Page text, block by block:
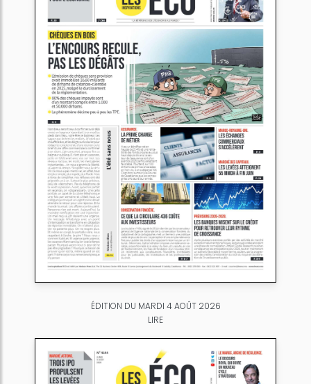
ÉDITION DU MARDI 4 AOÛT 2026
LIRE